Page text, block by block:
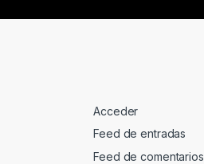
Acceder
Feed de entradas
Feed de comentarios